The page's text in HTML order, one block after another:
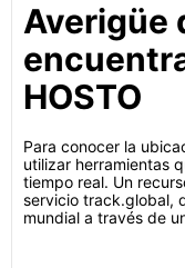
Averigüe
HOSTO
Para conocer la
utilizar herramientas
tiempo real. Un
servicio track.global,
mundial a través de